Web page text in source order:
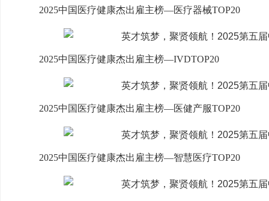
2025中国医疗健康杰出雇主榜—医疗器械TOP20
2025中国医疗健康杰出雇主榜—IVDTOP20
2025中国医疗健康杰出雇主榜—医健产服TOP20
2025中国医疗健康杰出雇主榜—智慧医疗TOP20